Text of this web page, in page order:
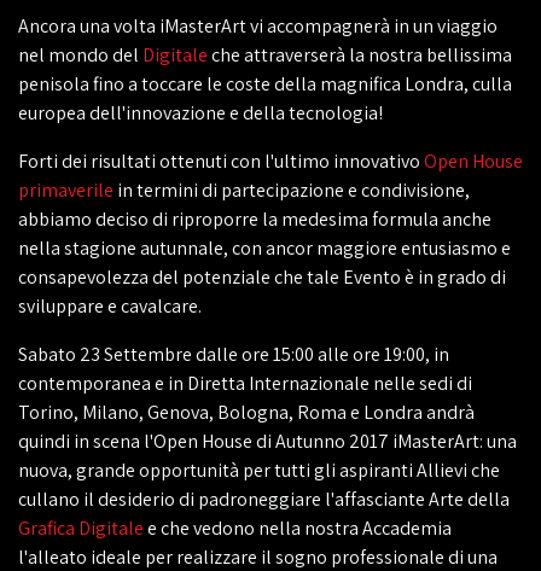
Ancora una volta iMasterArt vi accompagnerà in un viaggio
nel mondo del Digitaleche attraverserà la nostra bellissima
penisola fino a toccare le coste della magnifica Londra, culla
europea dell'innovazione e della tecnologia!
Forti dei risultati ottenuti con l'ultimo innovativoOpen House
primaverile in termini di partecipazione e condivisione,
abbiamo deciso di riproporre la medesima formula anche
nella stagione autunnale, con ancor maggiore entusiasmo e
consapevolezza del potenziale che tale Evento è in grado di
sviluppare e cavalcare.
Sabato 23 Settembre dalle ore 15:00 alle ore 19:00, in
contemporanea e in Diretta Internazionale nelle sedi di
Torino, Milano, Genova, Bologna, Roma e Londra andrà
quindi in scena l'Open House di Autunno 2017 iMasterArt: una
nuova, grande opportunità per tutti gli aspiranti Allievi che
cullano il desiderio di padroneggiare l'affasciante Arte della
Grafica Digitalee che vedono nella nostra Accademia
l'alleato ideale per realizzare il sogno professionale di una